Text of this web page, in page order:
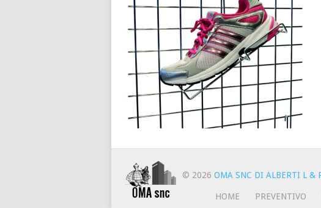
© 2026 OMA SNC DI ALBERTI L &
HOME PREVENTIVO